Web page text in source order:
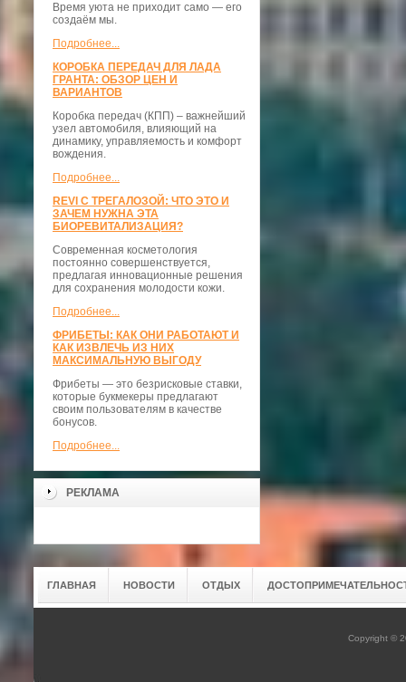
Время уюта не приходит само — его
создаём мы.
Подробнее...
КОРОБКА ПЕРЕДАЧ ДЛЯ ЛАДА
ГРАНТА: ОБЗОР ЦЕН И
ВАРИАНТОВ
Коробка передач (КПП) – важнейший
узел автомобиля, влияющий на
динамику, управляемость и комфорт
вождения.
Подробнее...
REVI С ТРЕГАЛОЗОЙ: ЧТО ЭТО И
ЗАЧЕМ НУЖНА ЭТА
БИОРЕВИТАЛИЗАЦИЯ?
Современная косметология
постоянно совершенствуется,
предлагая инновационные решения
для сохранения молодости кожи.
Подробнее...
ФРИБЕТЫ: КАК ОНИ РАБОТАЮТ И
КАК ИЗВЛЕЧЬ ИЗ НИХ
МАКСИМАЛЬНУЮ ВЫГОДУ
Фрибеты — это безрисковые ставки,
которые букмекеры предлагают
своим пользователям в качестве
бонусов.
Подробнее...
РЕКЛАМА
ГЛАВНАЯ НОВОСТИ ОТДЫХ
Copyright ©